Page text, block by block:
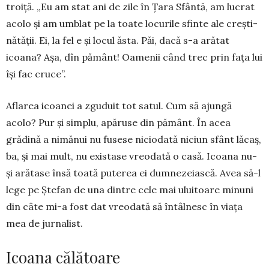
troiță. „Eu am stat ani de zile în Țara Sfântă, am lucrat
acolo și am umblat pe la toate locurile sfinte ale crești­
nătății. Ei, la fel e și locul ăsta. Păi, dacă s-a arătat
icoana? Așa, dîn pământ! Oa­menii când trec prin fața lui
își fac cruce”.
Aflarea icoanei a zguduit tot satul. Cum să ajun­gă
acolo? Pur și simplu, apăruse din pământ. În acea
grădină a nimănui nu fusese nicio­dată niciun sfânt lăcaș,
ba, și mai mult, nu existase vreodată o casă. Icoana nu-
și arătase însă toată pu­terea ei dum­ne­zeiască. Avea să-l
lege pe Ștefan de una dintre cele mai uluitoare minuni
din câte mi-a fost dat vreodată să întâlnesc în viața
mea de jur­na­list.
Icoana călătoare